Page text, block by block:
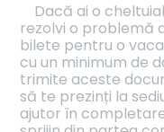
Dacă ai o
rezolvi o problemă
bilete pentru o
cu un minimum de
trimite aceste
să te prezinți la
ajutor în